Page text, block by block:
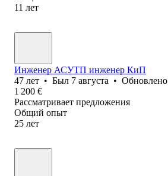
11 лет
Инженер АСУТП инженер КиП
47 лет • Был 7 августа • Обновлено
1 200 €
Рассматривает предложения
Общий опыт
25 лет